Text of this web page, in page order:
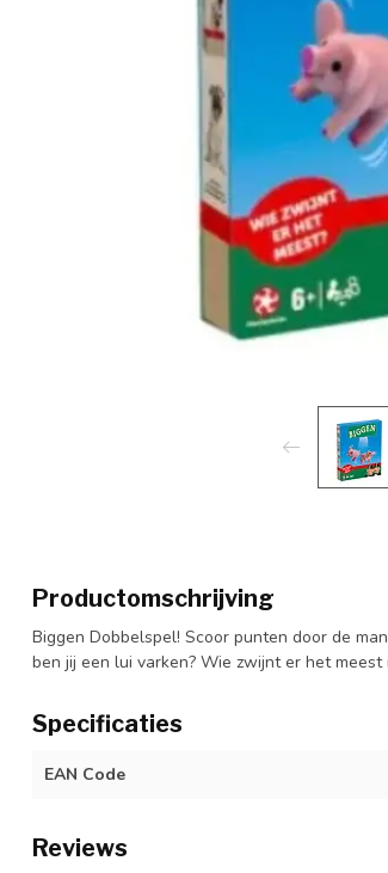
Productomschrijving
Biggen Dobbelspel! Scoor punten door de
ben jij een lui varken? Wie zwijnt er het
Specificaties
EAN Code
Reviews